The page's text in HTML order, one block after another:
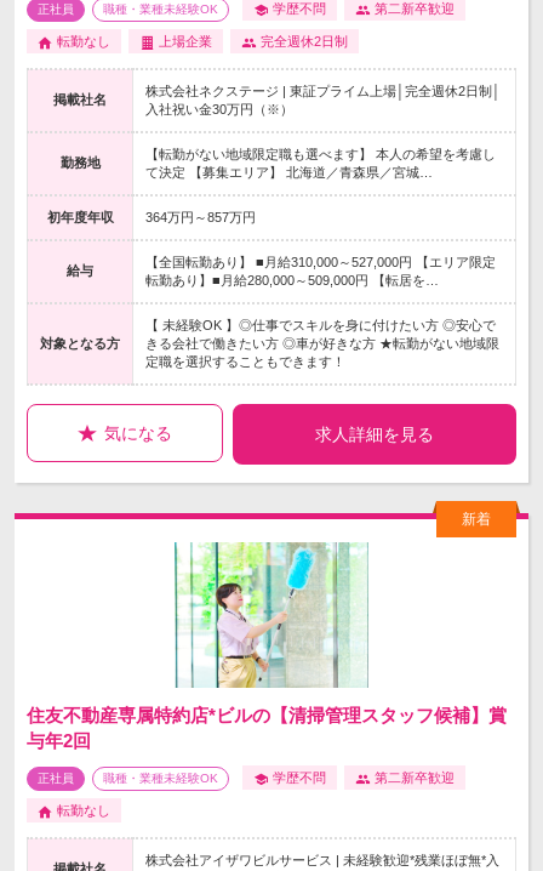
正社員 職種・業種未経験OK 学歴不問 第二新卒歓迎
転勤なし 上場企業 完全週休2日制
掲載社名
株式会社ネクステージ | 東証プライム上場│完全週休2日制│
入社祝い金30万円（※）
勤務地
【転勤がない地域限定職も選べます】 本人の希望を考慮し
て決定 【募集エリア】 北海道／青森県／宮城…
初年度年収 364万円～857万円
給与
【全国転勤あり】 ■月給310,000～527,000円 【エリア限定
転勤あり】■月給280,000～509,000円 【転居を…
対象となる方
【 未経験OK 】◎仕事でスキルを身に付けたい方 ◎安心で
きる会社で働きたい方 ◎車が好きな方 ★転勤がない地域限
定職を選択することもできます！
気になる 求人詳細を見る
住友不動産専属特約店*ビルの【清掃管理スタッフ候補】賞
与年2回
正社員 職種・業種未経験OK 学歴不問 第二新卒歓迎
転勤なし
株式会社アイザワビルサービス | 未経験歓迎*残業ほぼ無*入